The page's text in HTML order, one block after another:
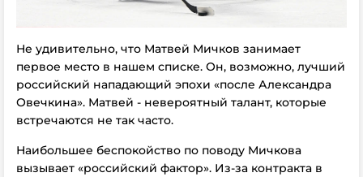
Не удивительно, что Матвей Мичков занимает
первое место в нашем списке. Он, возможно, лучший
российский нападающий эпохи «после Александра
Овечкина». Матвей - невероятный талант, которые
встречаются не так часто.
Наибольшее беспокойство по поводу Мичкова
вызывает «российский фактор». Из-за контракта в